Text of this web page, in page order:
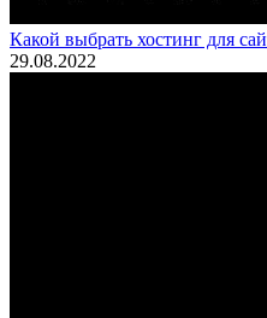
Какой выбрать хостинг для
29.08.2022